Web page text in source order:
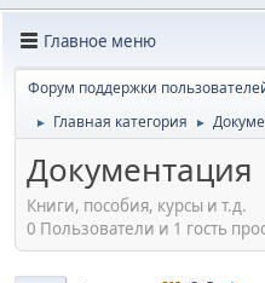
Главное меню
Форум поддержки
► Главная категория ►
Документация
Книги, пособия, курсы и т.д.
0 Пользователи и 1 гость